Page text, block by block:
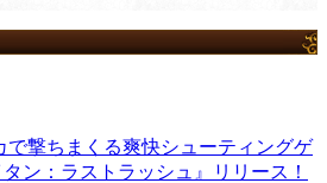
で撃ちまくる爽快シューティングゲ
ン：ラストラッシュ』リリース！